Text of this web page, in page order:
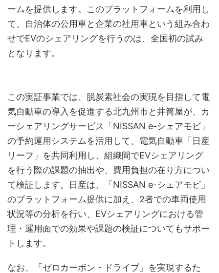
ームを提供します。このプラットフォームを利用し
て、自治体の公用車と企業の社用車という組み合わ
せでEVのシェアリングを行うのは、全国初の試み
となります。
この実証事業では、脱炭素社会の実現を目指して電
気自動車の導入を促進する北九州市と井筒屋が、カ
ーシェアリングサービス「NISSAN e-シェアモビ」
の予約運用システムを活用して、電気自動車「日産
リーフ」を共同利用し、組織間でEVシェアリング
を行う際の課題の抽出や、費用負担の在り方につい
て検証します。日産は、「NISSAN e-シェアモビ」
のプラットフォーム提供に加え、2者での車両使用
状況等の分析を行い、EVシェアリングにおける管
理・運用面での効果や課題の検証についてもサポー
トします。
なお、「ゼロカーボン・ドライブ」を実現するた